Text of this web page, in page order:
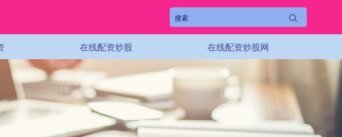
在线配资炒股 在线配资炒股网